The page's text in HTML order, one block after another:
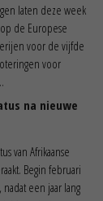
laten deze week
de Europese
voor de vijfde
voor
na nieuwe
van Afrikaanse
Begin februari
een jaar lang